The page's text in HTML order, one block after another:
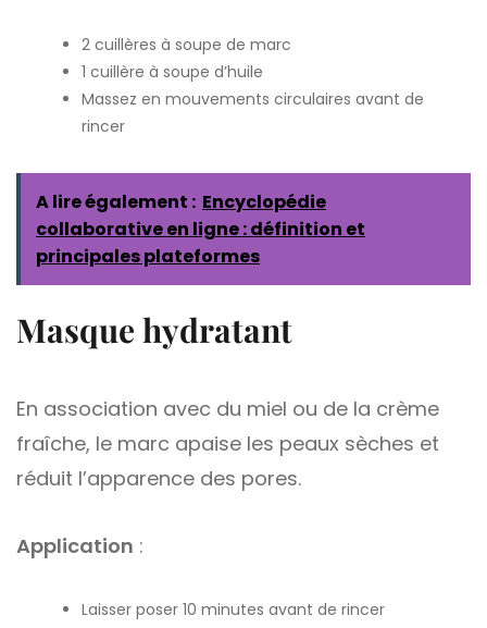
2 cuillères à soupe de marc
1 cuillère à soupe d’huile
Massez en mouvements circulaires avant de
rincer
A lire également : Encyclopédie
collaborative en ligne : définition et
principales plateformes
Masque hydratant
En association avec du miel ou de la crème
fraîche, le marc apaise les peaux sèches et
réduit l’apparence des pores.
Application :
Laisser poser 10 minutes avant de rincer